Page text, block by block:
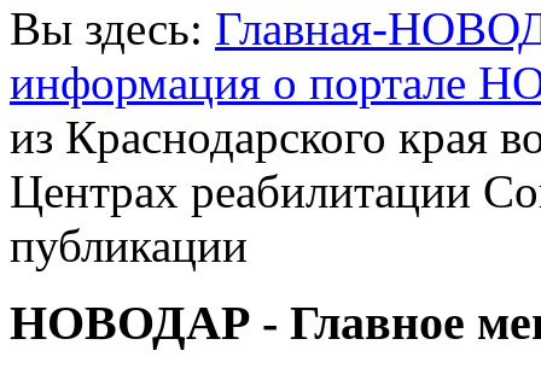
Вы здесь: Главная-
информация о портале
из Краснодарского края
Центрах реабилитации
публикации
НОВОДАР - Главное